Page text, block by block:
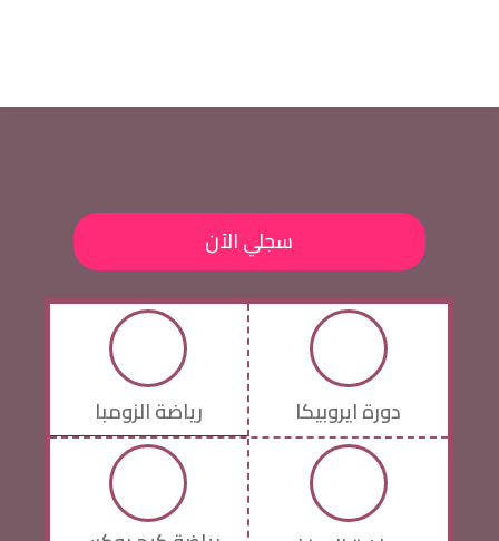
سجلي الآن
دورة ايروبيكا رياضة الزومبا